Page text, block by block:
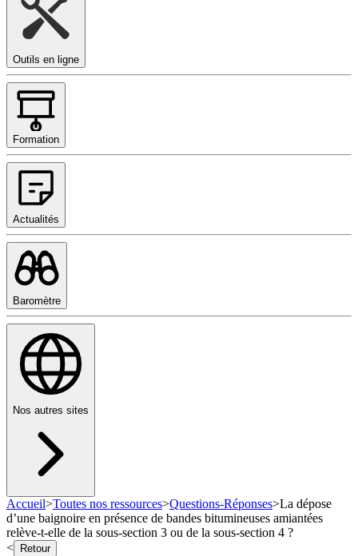
Outils en ligne
Formation
Actualités
Baromètre
Nos autres sites
Accueil>Toutes nos ressources>Questions-Réponses>La dépose
d’une baignoire en présence de bandes bitumineuses amiantées
relève-t-elle de la sous-section 3 ou de la sous-section 4 ?
<
Retour